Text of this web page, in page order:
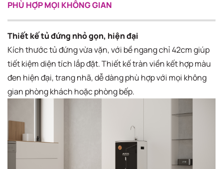
PHÙ HỢP MỌI KHÔNG GIAN
Thiết kế tủ đứng nhỏ gọn, hiện đại
Kích thước tủ đứng vừa vặn, với bề ngang chỉ 42cm giúp
tiết kiệm diện tích lắp đặt. Thiết kế tràn viền kết hợp màu
đen hiện đại, trang nhã, dễ dàng phù hợp với mọi không
gian phòng khách hoặc phòng bếp.